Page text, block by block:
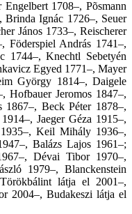
1708–, Põsmann
Brinda Ignác 1726–, Seuer
János 1733–, Reischerer
Föderspiel András 1741–,
1744–, Knechtl Sebetyén
Egyed 1771–, Mayer
György 1814–, Daigele
Hofbauer Jeromos 1847–,
1867–, Beck Péter 1878–,
Jaeger Géza 1915–,
Keil Mihály 1936–,
Balázs Lajos 1961–;
Dévai Tibor 1970–,
1979–, Blanckenstein
látja el 2001–,
2004–, Budakeszi látja el